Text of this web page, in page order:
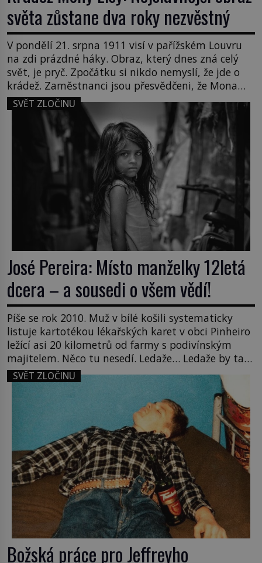
světa zůstane dva roky nezvěstný
V pondělí 21. srpna 1911 visí v pařížském Louvru
na zdi prázdné háky. Obraz, který dnes zná celý
svět, je pryč. Zpočátku si nikdo nemyslí, že jde o
krádež. Zaměstnanci jsou přesvědčeni, že Mona
Lisa je jen v restaurátorské dílně nebo u fotografa.
Když se ukáže pravda, propukne jeden z největších
honů na zloděje v […]
SVĚT ZLOČINU
José Pereira: Místo manželky 12letá
dcera – a sousedi o všem vědí!
Píše se rok 2010. Muž v bílé košili systematicky
listuje kartotékou lékařských karet v obci Pinheiro
ležící asi 20 kilometrů od farmy s podivínským
majitelem. Něco tu nesedí. Ledaže… Ledaže by ta
mladá dívka z farmy byla ne manželkou, ale
dcerou – a všechny ty děti byly zplozené v incestu.
Na sociálním odboru jednoho z […]
SVĚT ZLOČINU
Božská práce pro Jeffreyho